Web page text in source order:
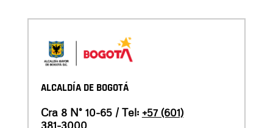
ALCALDÍA DE BOGOTÁ
Cra 8 N° 10-65 / Tel: +57 (601)
381-3000